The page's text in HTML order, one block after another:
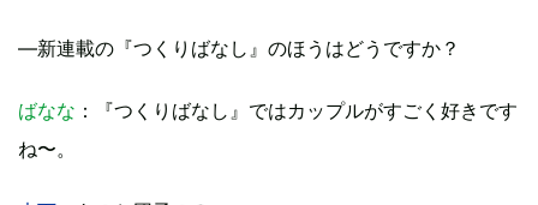
―新連載の『つくりばなし』のほうはどうですか？
ばなな ：『つくりばなし』ではカップルがすごく好きです
ね〜。